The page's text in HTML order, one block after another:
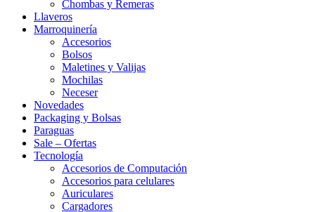
Chombas y Remeras
Llaveros
Marroquinería
Accesorios
Bolsos
Maletines y Valijas
Mochilas
Neceser
Novedades
Packaging y Bolsas
Paraguas
Sale – Ofertas
Tecnología
Accesorios de Computación
Accesorios para celulares
Auriculares
Cargadores